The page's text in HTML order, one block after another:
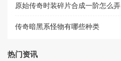
原始传奇时装碎片合成一阶怎么弄
传奇暗黑系怪物有哪些种类
热门资讯